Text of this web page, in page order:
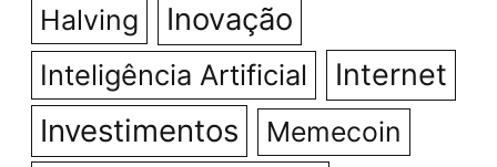
Halving Inovação
Inteligência Artificial Internet
Investimentos Memecoin